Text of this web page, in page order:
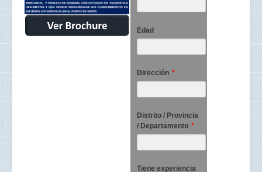
Edad
Dirección *
Distrito / Provincia
/ Departamento *
Tiene experiencia